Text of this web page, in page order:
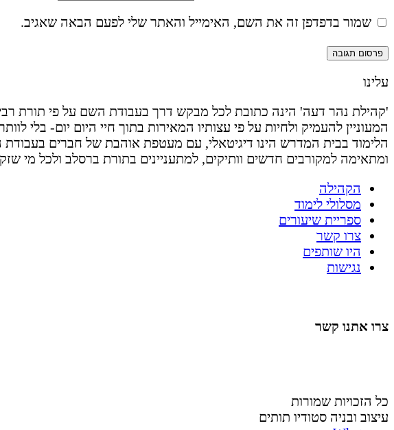
שמור בדפדפן זה את השם, האימייל והאתר שלי לפעם הבאה שאגיב.
עלינו
'קהילת נהר דעה' הינה כתובת לכל מבקש דרך בעבודת השם על פי תורת
המעוניין להעמיק ולחיות על פי עצותיו המאירות בתוך חיי היום יום- בלי לוותר
הלימוד בבית המדרש הינו דיגיטאלי, עם מעטפת אוהבת של חברים
ומתאימה למקורבים חדשים וותיקים, למתעניינים בתורת ברסלב ולכל מי
הקהילה
מסלולי לימוד
ספריית שיעורים
צרו קשר
היו שותפים
נגישות
צרו אתנו קשר
כל הזכויות שמורות
עיצוב ובניה סטודיו תותים